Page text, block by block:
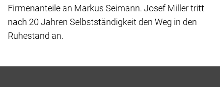
Firmenanteile an Markus Seimann. Josef Miller tritt
nach 20 Jahren Selbstständigkeit den Weg in den
Ruhestand an.